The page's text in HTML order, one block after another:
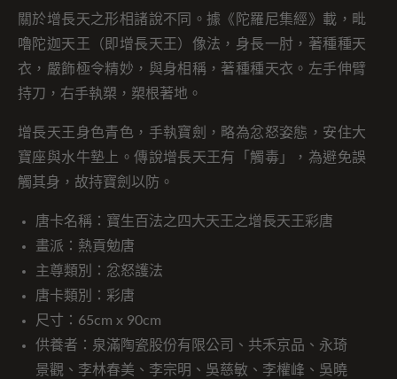
關於增長天之形相諸說不同。據《陀羅尼集經》載，毗
嚕陀迦天王（即增長天王）像法，身長一肘，著種種天
衣，嚴飾極令精妙，與身相稱，著種種天衣。左手伸臂
持刀，右手執槊，槊根著地。
增長天王身色青色，手執寶劍，略為忿怒姿態，安住大
寶座與水牛墊上。傳說增長天王有「觸毒」，為避免誤
觸其身，故持寶劍以防。
唐卡名稱：寶生百法之四大天王之增長天王彩唐
畫派：熱貢勉唐
主尊類別：忿怒護法
唐卡類別：彩唐
尺寸：65cm x 90cm
供養者：泉滿陶瓷股份有限公司、共禾京品、永琦
景觀、李林春美、李宗明、吳慈敏、李權峰、吳曉